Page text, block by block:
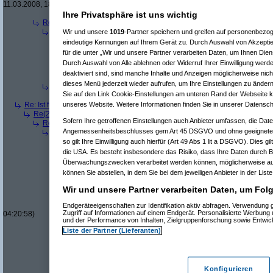
11.03.2008, 18:37:51)
Re(10): Ist für mich ein Benzin- oder ein
Re(3): Ist für mich ein Benzin- oder ein Dieselmotor geeigneter?
Re(4): Ist für mich ein Benzin- oder ein Dieselmotor geeigneter?(
Re(5): Ist für mich ein Benzin- oder ein Dieselmotor geeigneter?
Re(6): Ist für mich ein Benzin- oder ein Dieselmotor
Re(7): Ist für mich ein Benzin- oder ein Dieselmotor
Re(6): Ist für mich ein Benzin- oder ein Dieselmotor
Re(7): Ist für mich ein Benzin- oder ein Dieselmotor
Re(4): Ist für mich ein Benzin- oder ein Dieselmotor geeigneter?(
Re(5): Ist für mich ein Benzin- oder ein Dieselmotor geeigneter?
Re: Ist für mich ein Benzin- oder ein Dieselmotor geeigneter?(Superfast
Re(2): Ist für mich ein Benzin- oder ein Dieselmotor geeigneter?
Re(3): Ist für mich ein Benzin- oder ein Dieselmotor geeigneter?(
Re(4): Ist für mich ein Benzin- oder ein Dieselmotor geeigneter?(
Re(5): Ist für mich ein Benzin- oder ein Dieselmotor geeigneter?
Re(6): Ist für mich ein Benzin- oder ein Dieselmotor
Re(7): Ist für mich ein Benzin- oder ein Dieselmotor
Re(8): Ist für mich ein Benzin- oder ein Dieselmotor
Re(9): Ist für mich ein Benzin- oder ein Dieselmotor
Re(10): Ist für mich ein Benzin- oder ein
Re(11): Ist für mich ein Benzin- oder ein
Re(11): Ist für mich ein Benzin- oder ein
04:20:58)
Re(7): Ist für mich ein Benzin- oder ein Dieselmotor
Re(7): Ist für mich ein Benzin- oder ein Dieselmotor
Re(10): Ist für mich ein Benzin- oder ein
Re(11): Ist für mich ein Benzin- oder ein
Ihre Privatsphäre ist uns wichtig
Wir und unsere 1019-Partner speichern und greifen auf
eindeutige Kennungen auf Ihrem Gerät zu. Durch Auswahl von
für die unter „Wir und unsere Partner verarbeiten Daten, um Ihnen
Durch Auswahl von Alle ablehnen oder Widerruf Ihrer Einwilligung
deaktiviert sind, sind manche Inhalte und Anzeigen möglicherweise
dieses Menü jederzeit wieder aufrufen, um Ihre Einstellungen zu
Sie auf den Link Cookie-Einstellungen am unteren Rand der Webseite
unseres Website. Weitere Informationen finden Sie in unserer
Sofern Ihre getroffenen Einstellungen auch Anbieter umfassen, die
Angemessenheitsbeschlusses gem Art 45 DSGVO und ohne
so gilt Ihre Einwilligung auch hierfür (Art 49 Abs 1 lit a DSGVO). Dies
die USA. Es besteht insbesondere das Risiko, dass Ihre Daten durch
Überwachungszwecken verarbeitet werden können, möglicherweise
können Sie abstellen, in dem Sie bei dem jeweiligen Anbieter in der
Wir und unsere Partner verarbeiten Daten, um
Endgeräteeigenschaften zur Identifikation aktiv abfragen.
Zugriff auf Informationen auf einem Endgerät. Personalisierte
und der Performance von Inhalten, Zielgruppenforschung sowie
Liste der Partner (Lieferanten)
Konfigurieren